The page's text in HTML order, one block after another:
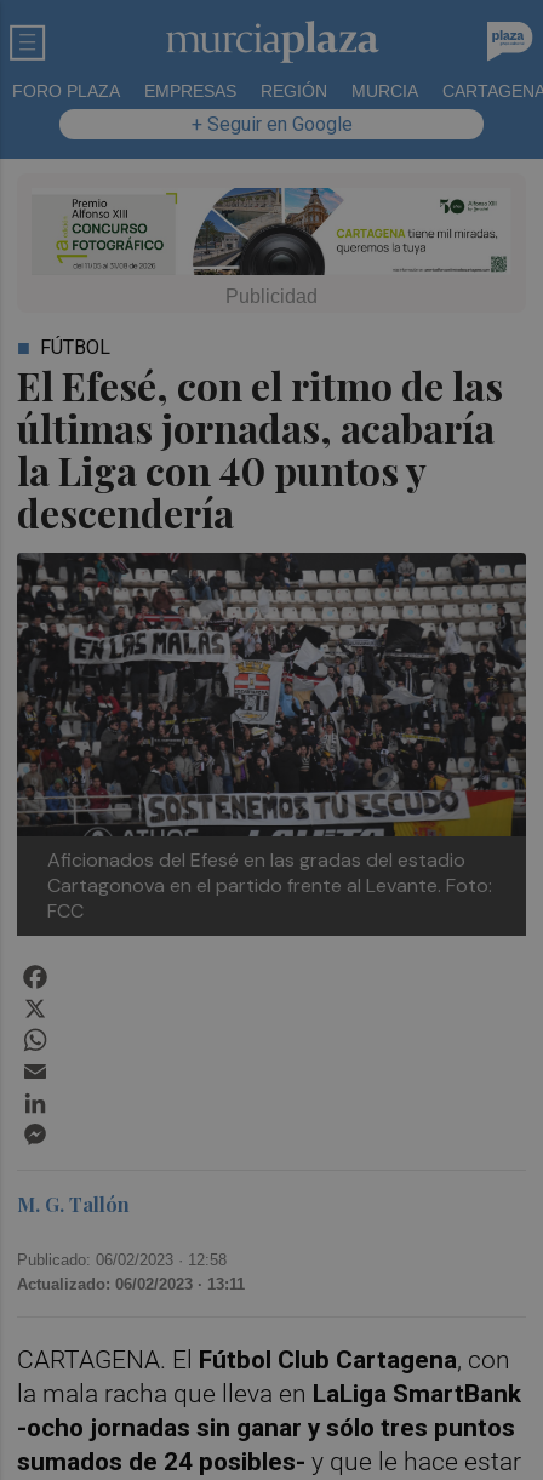
FORO PLAZA EMPRESAS REGIÓN MURCIA
+ Seguir en Google
El Efesé, con el ritmo de las
últimas jornadas, acabaría
la Liga con 40 puntos y
descendería
FÚTBOL
Aficionados del Efesé en las gradas del estadio
Cartagonova en el partido frente al Levante. Foto:
FCC
M. G. Tallón
Publicado: 06/02/2023 · 12:58
Actualizado: 06/02/2023 · 13:11
CARTAGENA. El Fútbol Club Cartagena, con
la mala racha que lleva en LaLiga SmartBank
-ocho jornadas sin ganar y sólo tres puntos
sumados de 24 posibles-y que le hace estar